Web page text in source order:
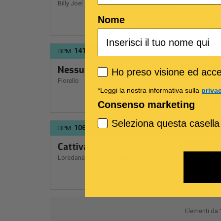
Billy Joel
BPM: 141
Nessuno
Fiorello
1,89 €
BPM: 106 Ton.: A -
Cattiva
Loredana Errore
Elementi da
Nome
Privacy policy
Ho preso visione ed
*Leggi la nostra informativa sulla
Consenso marketing
Seleziona questa